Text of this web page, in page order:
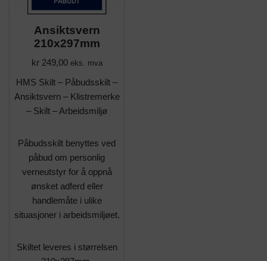
Ansiktsvern
210x297mm
kr249,00 eks. mva
HMS Skilt – Påbudsskilt –
Ansiktsvern – Klistremerke
– Skilt – Arbeidsmiljø
Påbudsskilt benyttes ved
påbud om personlig
verneutstyr for å oppnå
ønsket adferd eller
handlemåte i ulike
situasjoner i arbeidsmiljøet.
Skiltet leveres i størrelsen